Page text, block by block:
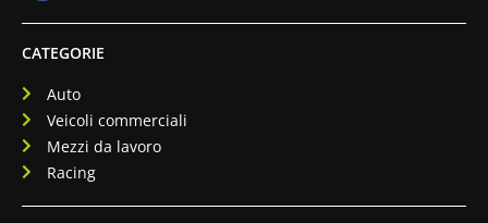
CATEGORIE
Auto
Veicoli commerciali
Mezzi da lavoro
Racing